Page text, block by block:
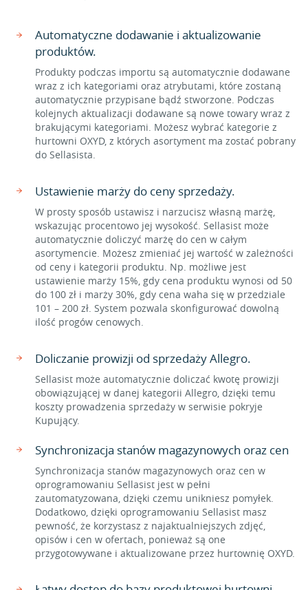
Automatyczne dodawanie i aktualizowanie
produktów.
Produkty podczas importu są automatycznie dodawane
wraz z ich kategoriami oraz atrybutami, które zostaną
automatycznie przypisane bądź stworzone. Podczas
kolejnych aktualizacji dodawane są nowe towary wraz z
brakującymi kategoriami. Możesz wybrać kategorie z
hurtowni OXYD, z których asortyment ma zostać pobrany
do Sellasista.
Ustawienie marży do ceny sprzedaży.
W prosty sposób ustawisz i narzucisz własną marżę,
wskazując procentowo jej wysokość. Sellasist może
automatycznie doliczyć marżę do cen w całym
asortymencie. Możesz zmieniać jej wartość w zależności
od ceny i kategorii produktu. Np. możliwe jest
ustawienie marży 15%, gdy cena produktu wynosi od 50
do 100 zł i marży 30%, gdy cena waha się w przedziale
101 – 200 zł. System pozwala skonfigurować dowolną
ilość progów cenowych.
Doliczanie prowizji od sprzedaży Allegro.
Sellasist może automatycznie doliczać kwotę prowizji
obowiązującej w danej kategorii Allegro, dzięki temu
koszty prowadzenia sprzedaży w serwisie pokryje
Kupujący.
Synchronizacja stanów magazynowych oraz cen
Synchronizacja stanów magazynowych oraz cen w
oprogramowaniu Sellasist jest w pełni
zautomatyzowana, dzięki czemu unikniesz pomyłek.
Dodatkowo, dzięki oprogramowaniu Sellasist masz
pewność, że korzystasz z najaktualniejszych zdjęć,
opisów i cen w ofertach, ponieważ są one
przygotowywane i aktualizowane przez hurtownię OXYD.